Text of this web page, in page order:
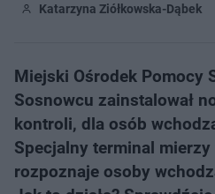
Katarzyna Ziółkowska-Dąbek
Miejski Ośrodek Pomocy
Sosnowcu zainstalował
kontroli, dla osób
Specjalny terminal
rozpoznaje osoby